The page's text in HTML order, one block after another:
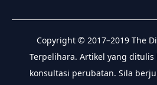
:
Copyright © 2017–2019 The
Terpelihara. Artikel yang
konsultasi perubatan. Sila